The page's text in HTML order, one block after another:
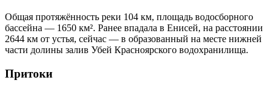
Общая протяжённость реки 104 км, площадь водосборного
бассейна — 1650 км². Ранее впадала в Енисей, на расстоянии
2644 км от устья, сейчас — в образованный на месте нижней
части долины залив Убей Красноярского водохранилища.
Притоки